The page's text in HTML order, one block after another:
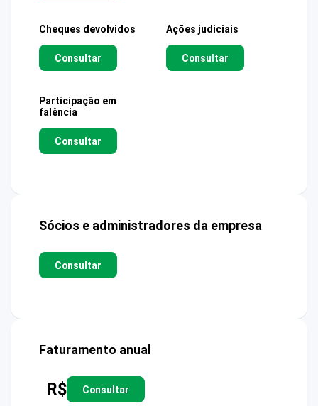
Cheques devolvidos
Consultar
Ações judiciais
Consultar
Participação em
falência
Consultar
Sócios e administradores da empresa
Consultar
Faturamento anual
R$ Consultar